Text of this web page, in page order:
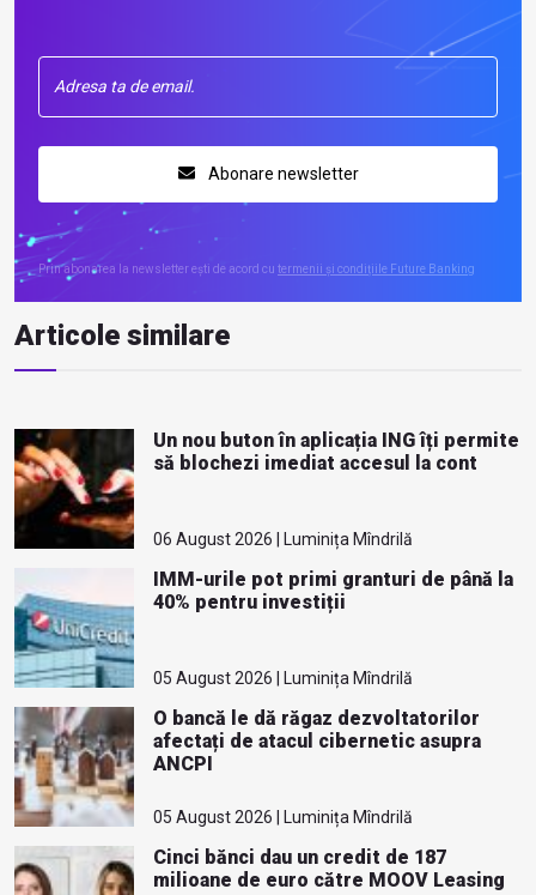
Abonare newsletter
Prin abonarea la newsletter ești de acord cu termenii și condițiile Future Banking
Articole similare
Un nou buton în aplicația ING îți permite
să blochezi imediat accesul la cont
06 August 2026 | Luminița Mîndrilă
IMM-urile pot primi granturi de până la
40% pentru investiții
05 August 2026 | Luminița Mîndrilă
O bancă le dă răgaz dezvoltatorilor
afectați de atacul cibernetic asupra
ANCPI
05 August 2026 | Luminița Mîndrilă
Cinci bănci dau un credit de 187
milioane de euro către MOOV Leasing